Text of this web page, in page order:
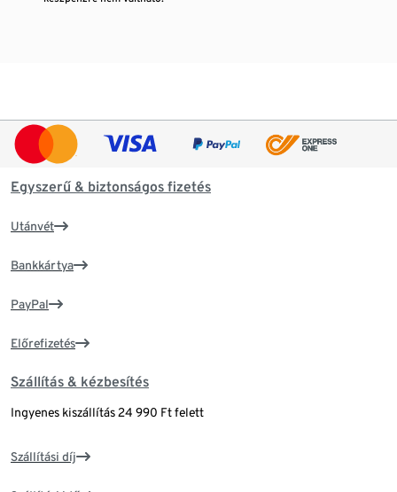
Egyszerű & biztonságos fizetés
Utánvét
Bankkártya
PayPal
Előrefizetés
Szállítás & kézbesítés
Ingyenes kiszállítás 24 990 Ft felett
Szállítási díj